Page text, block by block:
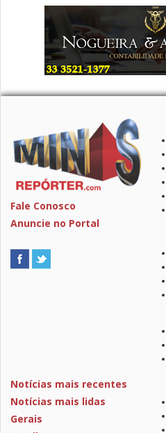
Fale Conosco
Anuncie no Portal
Notícias mais recentes
Notícias mais lidas
Gerais